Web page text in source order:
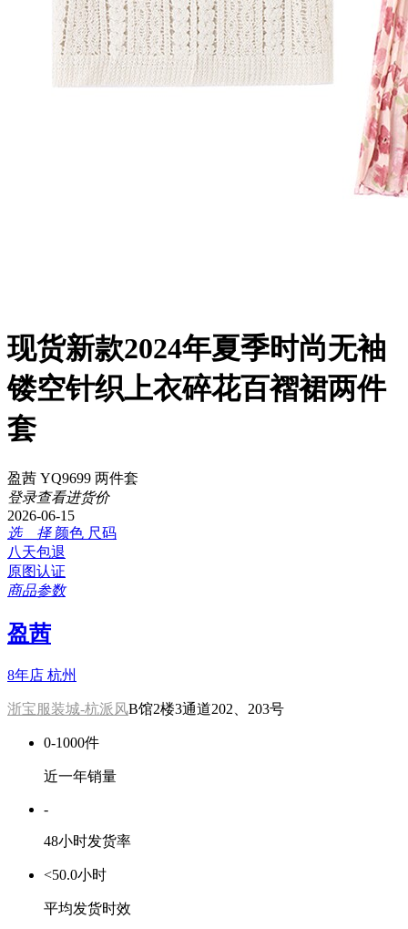
现货新款2024年夏季时尚无袖
镂空针织上衣碎花百褶裙两件
套
盈茜 YQ9699 两件套
登录查看进货价
2026-06-15
选 择 颜色 尺码
八天包退
原图认证
商品参数
盈茜
8年店 杭州
浙宝服装城-杭派风B馆2楼3通道202、203号
0-1000件
近一年销量
-
48小时发货率
<50.0小时
平均发货时效